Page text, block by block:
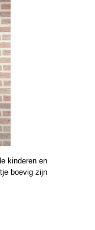
kinderen en
boevig zijn